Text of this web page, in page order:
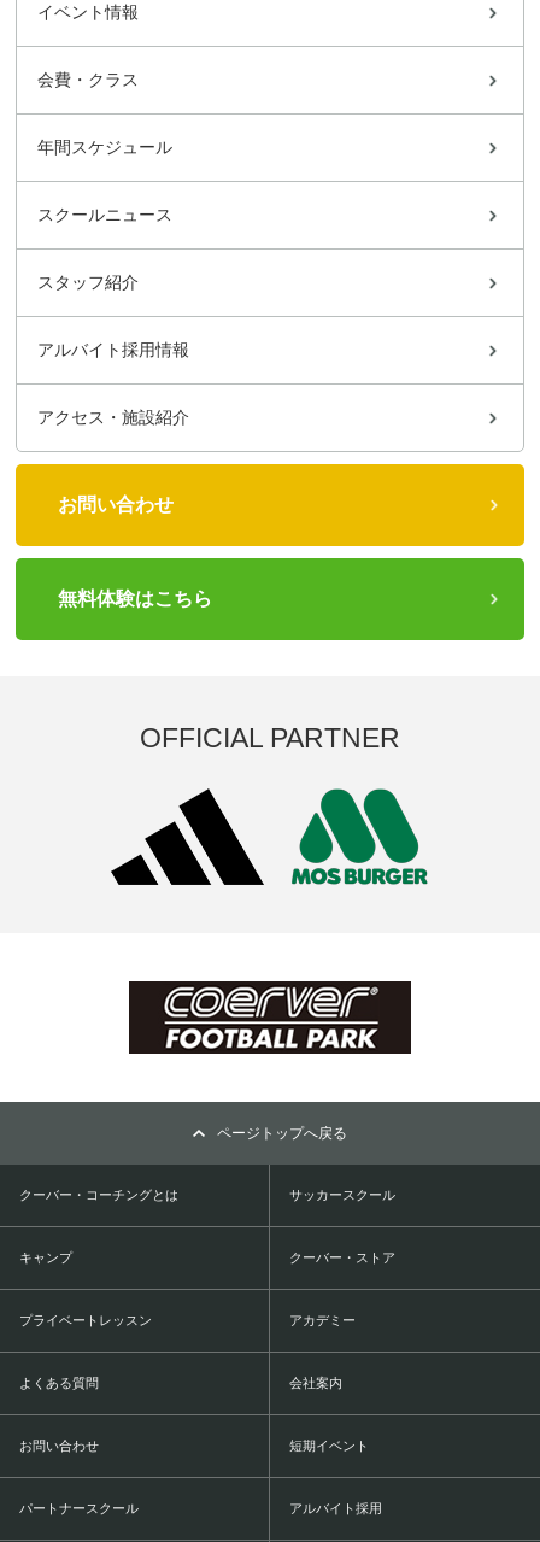
イベント情報
会費・クラス
年間スケジュール
スクールニュース
スタッフ紹介
アルバイト採用情報
アクセス・施設紹介
お問い合わせ
無料体験はこちら
OFFICIAL PARTNER
ページトップへ戻る
クーバー・コーチングとは サッカースクール
キャンプ クーバー・ストア
プライベートレッスン アカデミー
よくある質問 会社案内
お問い合わせ 短期イベント
パートナースクール アルバイト採用